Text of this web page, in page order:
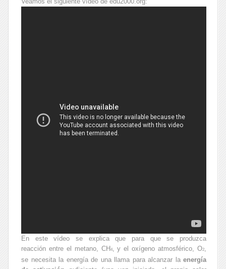
En este vídeo se explica que para que se produzca
reacción entre el metano, CH 4, y el oxígeno atmosférico, O2
se necesita la energía de una llama para alcanzar la energía